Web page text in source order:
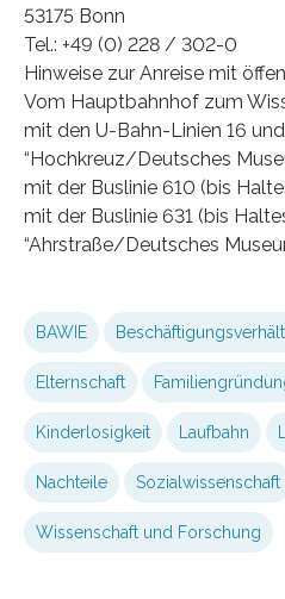
53175 Bonn
Tel.: +49 (0) 228 / 302-0
Hinweise zur Anreise mit
Vom Hauptbahnhof zum
mit den U-Bahn-Linien 16
“Hochkreuz/Deutsches
mit der Buslinie 610 (bis
mit der Buslinie 631 (bis
“Ahrstraße/Deutsches
BAWIE
Elternschaft
Kinderlosigkeit Laufbahn
Nachteile Sozialwissenschaft
Wissenschaft und Forschung